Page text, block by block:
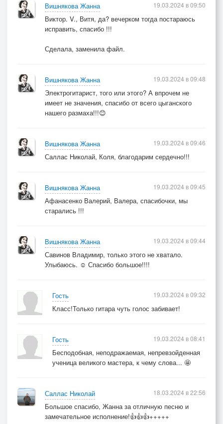
Вишнякова Жанна
Виктор. V., Витя, да? вечерком тогда постараюсь
исправить, спасибо !!!
Сделала, заменила файл.
19.03.2024 в 09:50
Вишнякова Жанна
Электрогитарист, того или этого? А впрочем не
имеет не значения, спасибо от всего цыганского
нашего размаха!!!😊
19.03.2024 в 09:48
Вишнякова Жанна
Саллас Николай, Коля, благодарим сердечно!!!
19.03.2024 в 09:46
Вишнякова Жанна
Афанасенко Валерий, Валера, спасибочки, мы
старались !!!
19.03.2024 в 09:45
Вишнякова Жанна
Савинов Владимир, только этого не хватало.
Улыбаюсь. ☺ Спасибо большое!!!!
19.03.2024 в 09:44
Гость
Класс!Только гитара чуть голос забивает!
19.03.2024 в 09:32
Гость
Бесподобная, неподражаемая, непревзойденная
ученица великого мастера, к чему слова... 🤩
19.03.2024 в 08:41
Саллас Николай
Большое спасибо, Жанна за отличную песню и
замечательное исполнение!👍👍👍+++++
18.03.2024 в 22:56